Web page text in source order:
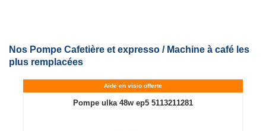
Nos Pompe Cafetière et expresso / Machine à café les
plus remplacées
Aide en visio offerte
Pompe ulka 48w ep5 5113211281